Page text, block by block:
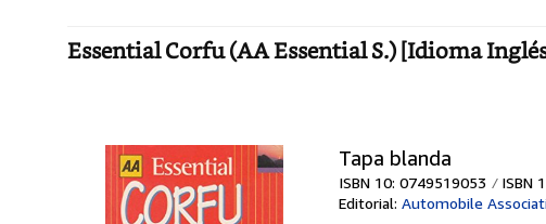
Essential Corfu (AA Essential S.) [Idioma
Tapa blanda
ISBN 10: 0749519053
ISBN
Editorial: Automobile